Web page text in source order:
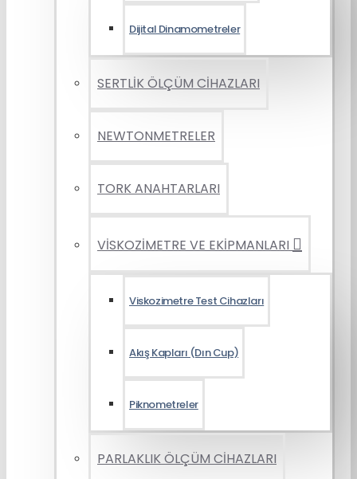
Dijital Dinamometreler
SERTLİK ÖLÇÜM CİHAZLARI
NEWTONMETRELER
TORK ANAHTARLARI
VİSKOZİMETRE VE EKİPMANLARI
Viskozimetre Test Cihazları
Akış Kapları (Dın Cup)
Piknometreler
PARLAKLIK ÖLÇÜM CİHAZLARI